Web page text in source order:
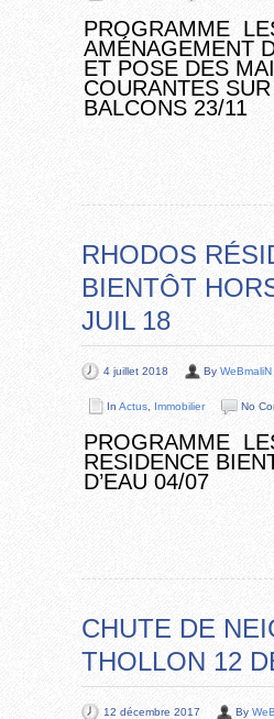
PROGRAMME
AMÉNAGEMENT
ET POSE DES
COURANTES
BALCONS 23/11
RHODOS
BIENTÔT
JUIL 18
4 juillet 2018 By WeBmaliN
In Actus Immobilier No
PROGRAMME
RESIDENCE
D’EAU 04/07
CHUTE DE
THOLLON 12
12 décembre 2017 By